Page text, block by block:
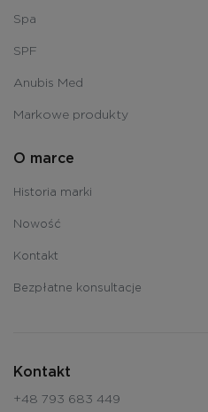
Spa
SPF
Anubis Med
Markowe produkty
O marce
Historia marki
Nowość
Kontakt
Bezpłatne konsultacje
Kontakt
+48 793 683 449